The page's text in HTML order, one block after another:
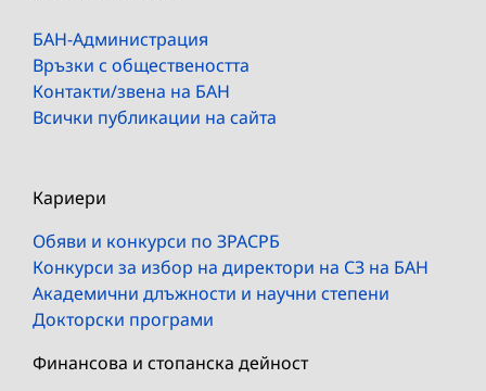
БАН-Администрация
Връзки с обществеността
Контакти/звена на БАН
Всички публикации на сайта
Кариери
Обяви и конкурси по ЗРАСРБ
Конкурси за избор на директори на СЗ на БАН
Академични длъжности и научни степени
Докторски програми
Финансова и стопанска дейност